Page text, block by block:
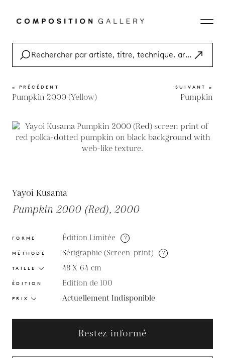
« PRÉCÉDENT
Pumpkin 2000 (Yellow)
SUIVANT »
Pumpkin
Yayoi Kusama
Pumpkin 2000 (Red), 2000
FORME Édition Limitée ?
MÉTHODE Sérigraphie (Screen-print) ?
TAILLE 48 X 64 cm
ÉDITION Edition de 100
PRIX Actuellement Indisponible
Restez informé